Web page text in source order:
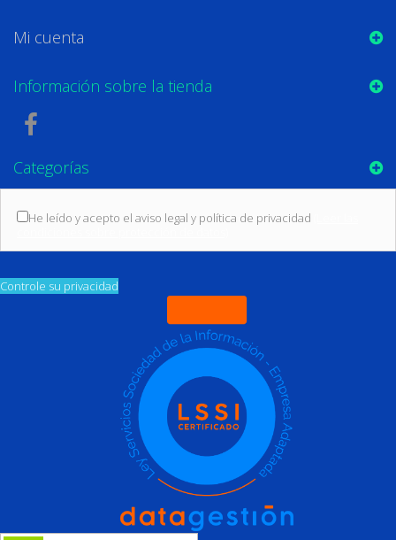
Mi cuenta
Información sobre la tienda
Categorías
He leído y acepto el aviso legal y política de privacidad
Controle su privacidad